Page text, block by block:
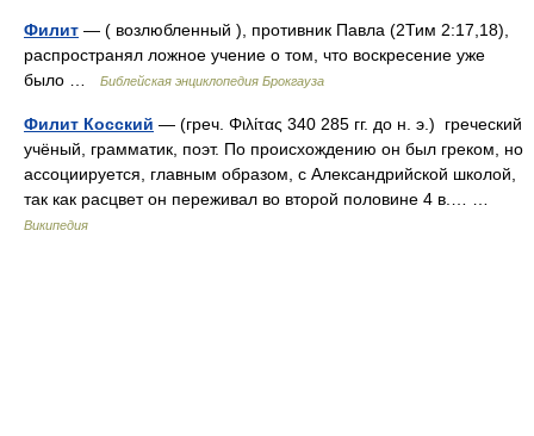
Филит — ( возлюбленный ), противник Павла (2Тим 2:17,18),
распространял ложное учение о том, что воскресение уже
было …
Библейская энциклопедия Брокгауза
Филит Косский — (греч. Φιλίτας 340 285 гг. до н. э.) греческий
учёный, грамматик, поэт. По происхождению он был греком, но
ассоциируется, главным образом, с Александрийской школой,
так как расцвет он переживал во второй половине 4 в.… …
Википедия